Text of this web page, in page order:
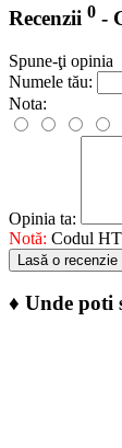
Recenzii 0 -
Spune-ţi opinia
Numele tău:
Nota:
Opinia ta:
Notă: Codul
Lasă o recenzie
♦ Unde poti